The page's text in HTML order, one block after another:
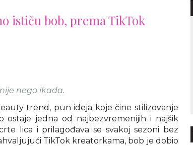
ističu bob, prema TikTok
nego ikada.
trend, pun ideja koje čine stilizovanje
ostaje jedna od najbezvremenijih i najšik
lica i prilagođava se svakoj sezoni bez
TikTok kreatorkama, bob je dobio